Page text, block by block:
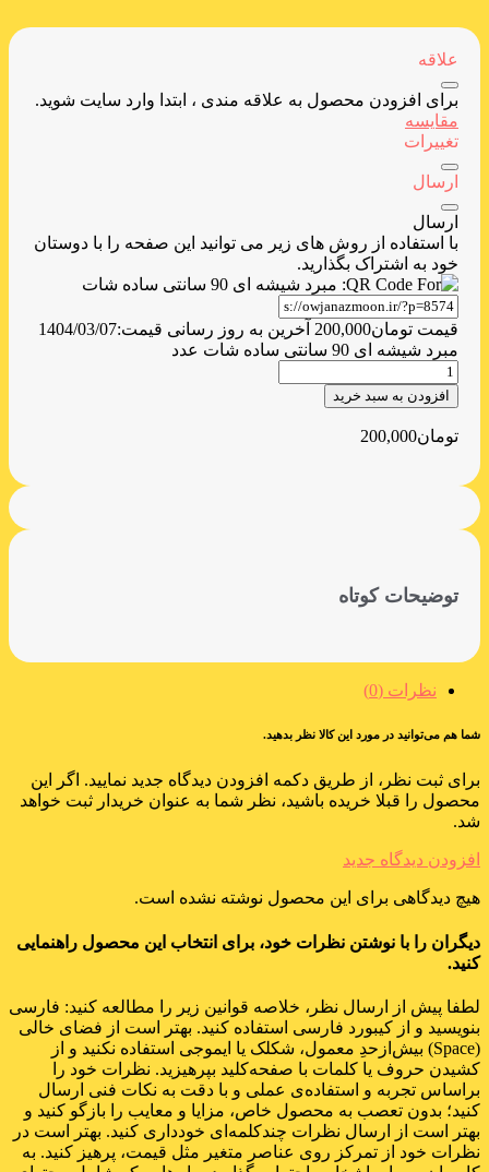
علاقه
برای افزودن محصول به علاقه مندی ، ابتدا وارد سایت شوید.
مقایسه
تغییرات
ارسال
ارسال
با استفاده از روش های زیر می توانید این صفحه را با دوستان
خود به اشتراک بگذارید.
قیمت تومان200,000 آخرین به روز رسانی قیمت:1404/03/07
مبرد شیشه ای 90 سانتی ساده شات عدد
افزودن به سبد خرید
تومان200,000
توضیحات کوتاه
نظرات (0)
شما هم می‌توانید در مورد این کالا نظر بدهید.
برای ثبت نظر، از طریق دکمه افزودن دیدگاه جدید نمایید. اگر این
محصول را قبلا خریده باشید، نظر شما به عنوان خریدار ثبت خواهد
شد.
افزودن دیدگاه جدید
هیچ دیدگاهی برای این محصول نوشته نشده است.
دیگران را با نوشتن نظرات خود، برای انتخاب این محصول راهنمایی
کنید.
لطفا پیش از ارسال نظر، خلاصه قوانین زیر را مطالعه کنید: فارسی
بنویسید و از کیبورد فارسی استفاده کنید. بهتر است از فضای خالی
(Space) بیش‌از‌حدِ معمول، شکلک یا ایموجی استفاده نکنید و از
کشیدن حروف یا کلمات با صفحه‌کلید بپرهیزید. نظرات خود را
براساس تجربه و استفاده‌ی عملی و با دقت به نکات فنی ارسال
کنید؛ بدون تعصب به محصول خاص، مزایا و معایب را بازگو کنید و
بهتر است از ارسال نظرات چندکلمه‌‌ای خودداری کنید. بهتر است در
نظرات خود از تمرکز روی عناصر متغیر مثل قیمت، پرهیز کنید. به